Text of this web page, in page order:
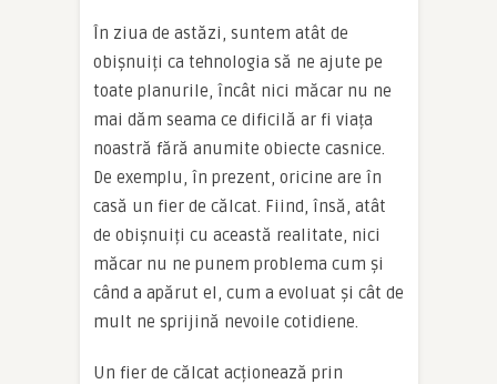
În ziua de astăzi, suntem atât de
obișnuiți ca tehnologia să ne ajute pe
toate planurile, încât nici măcar nu ne
mai dăm seama ce dificilă ar fi viața
noastră fără anumite obiecte casnice.
De exemplu, în prezent, oricine are în
casă un fier de călcat. Fiind, însă, atât
de obișnuiți cu această realitate, nici
măcar nu ne punem problema cum și
când a apărut el, cum a evoluat și cât de
mult ne sprijină nevoile cotidiene.
Un fier de călcat acționează prin